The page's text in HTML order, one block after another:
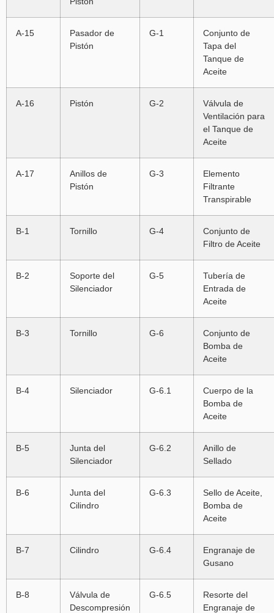
A-15
Pasador de
Pistón
G-1
Conjunto de
Tapa del
Tanque de
Aceite
A-16 Pistón G-2
Válvula de
Ventilación para
el Tanque de
Aceite
A-17
Anillos de
Pistón
G-3
Elemento
Filtrante
Transpirable
B-1 Tornillo G-4
Conjunto de
Filtro de Aceite
B-2
Soporte del
Silenciador
G-5
Tubería de
Entrada de
Aceite
B-3 Tornillo G-6
Conjunto de
Bomba de
Aceite
B-4 Silenciador G-6.1
Cuerpo de la
Bomba de
Aceite
B-5
Junta del
Silenciador
G-6.2
Anillo de
Sellado
B-6
Junta del
Cilindro
G-6.3
Sello de Aceite,
Bomba de
Aceite
B-7 Cilindro G-6.4
Engranaje de
Gusano
B-8
Válvula de
Descompresión
G-6.5
Resorte del
Engranaje de